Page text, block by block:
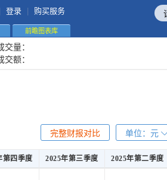
登录 购买服务
前瞻图表库
交量：
交额：
单位： 元
完整财报对比
第四季度 2025年第三季度 2025年第二季度